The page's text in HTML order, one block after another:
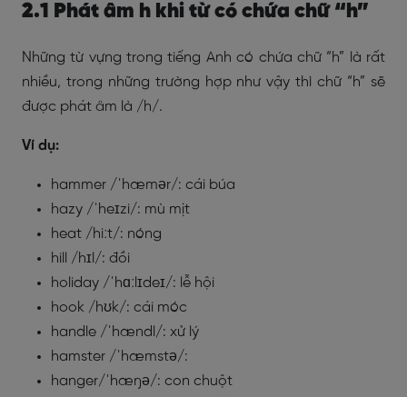
2.1 Phát âm h khi từ có chứa chữ “h”
Những từ vựng trong tiếng Anh có chứa chữ “h” là rất
nhiều, trong những trường hợp như vậy thì chữ “h” sẽ
được phát âm là /h/.
Ví dụ:
hammer /ˈhæmər/: cái búa
hazy /ˈheɪzi/: mù mịt
heat /hiːt/: nóng
hill /hɪl/: đồi
holiday /ˈhɑːlɪdeɪ/: lễ hội
hook /hʊk/: cái móc
handle /ˈhændl/: xử lý
hamster /ˈhæmstə/:
hanger/ˈhæŋə/: con chuột